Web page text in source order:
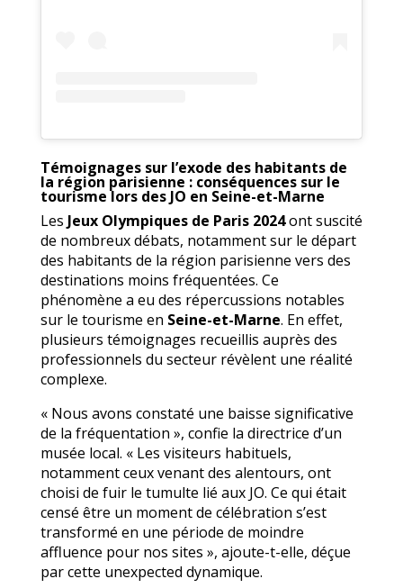
Témoignages sur l’exode des habitants de
la région parisienne : conséquences sur le
tourisme lors des JO en Seine-et-Marne
Les Jeux Olympiques de Paris 2024ont suscité
de nombreux débats, notamment sur le départ
des habitants de la région parisienne vers des
destinations moins fréquentées. Ce
phénomène a eu des répercussions notables
sur le tourisme en Seine-et-Marne. En effet,
plusieurs témoignages recueillis auprès des
professionnels du secteur révèlent une réalité
complexe.
« Nous avons constaté une baisse significative
de la fréquentation », confie la directrice d’un
musée local. « Les visiteurs habituels,
notamment ceux venant des alentours, ont
choisi de fuir le tumulte lié aux JO. Ce qui était
censé être un moment de célébration s’est
transformé en une période de moindre
affluence pour nos sites », ajoute-t-elle, déçue
par cette unexpected dynamique.